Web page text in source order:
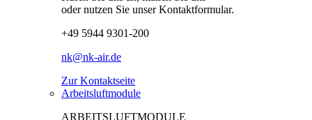
oder nutzen Sie unser Kontaktformular.
+49 5944 9301-200
nk@nk-air.de
Zur Kontaktseite
Arbeitsluftmodule
ARBEITSLUFTMODULE